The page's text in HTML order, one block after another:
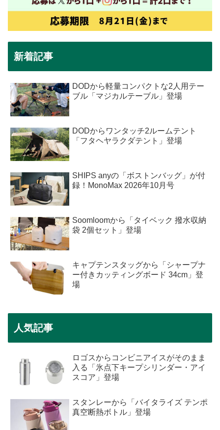
新着記事
DODから軽量コンパクトな2人用テー
ブル「マジカルテーブル」登場
DODからワンタッチ2ルームテント
「フタヘヤラクダテント」登場
SHIPS anyの「ボストンバッグ」が付
録！MonoMax 2026年10月号
Soomloomから「タイベック 撥水収納
袋 2個セット」登場
キャプテンスタッグから「シャープナ
ー付きカッティングボード 34cm」登
場
人気記事
ロゴスからコンビニアイスがそのまま
入る「氷点下キープシリンダー・アイ
スコア」登場
スタンレーから「バイタライズ テンポ
真空断熱ボトル」登場